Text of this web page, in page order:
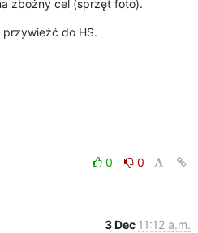
zbożny cel (sprzęt foto).
do HS.
0
0
3 Dec 11:12 a.m.